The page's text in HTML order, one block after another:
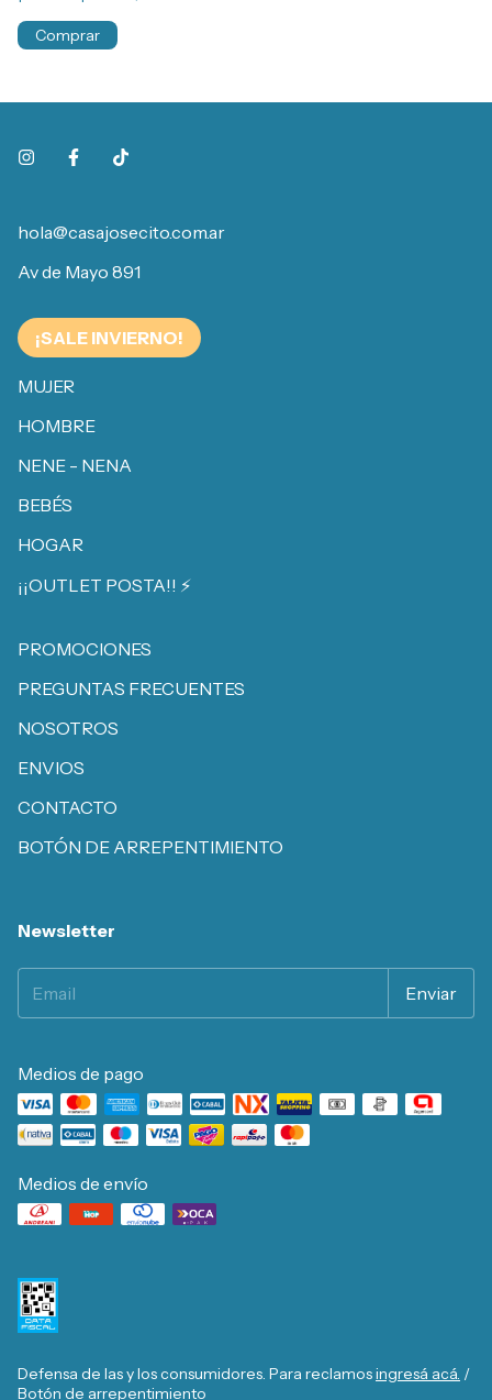
Comprar
hola@casajosecito.com.ar
Av de Mayo 891
¡SALE INVIERNO!
MUJER
HOMBRE
NENE - NENA
BEBÉS
HOGAR
¡¡OUTLET POSTA!! ⚡️
PROMOCIONES
PREGUNTAS FRECUENTES
NOSOTROS
ENVIOS
CONTACTO
BOTÓN DE ARREPENTIMIENTO
Newsletter
Medios de pago
Medios de envío
Defensa de las y los consumidores. Para reclamosingresá acá. /
Botón de arrepentimiento